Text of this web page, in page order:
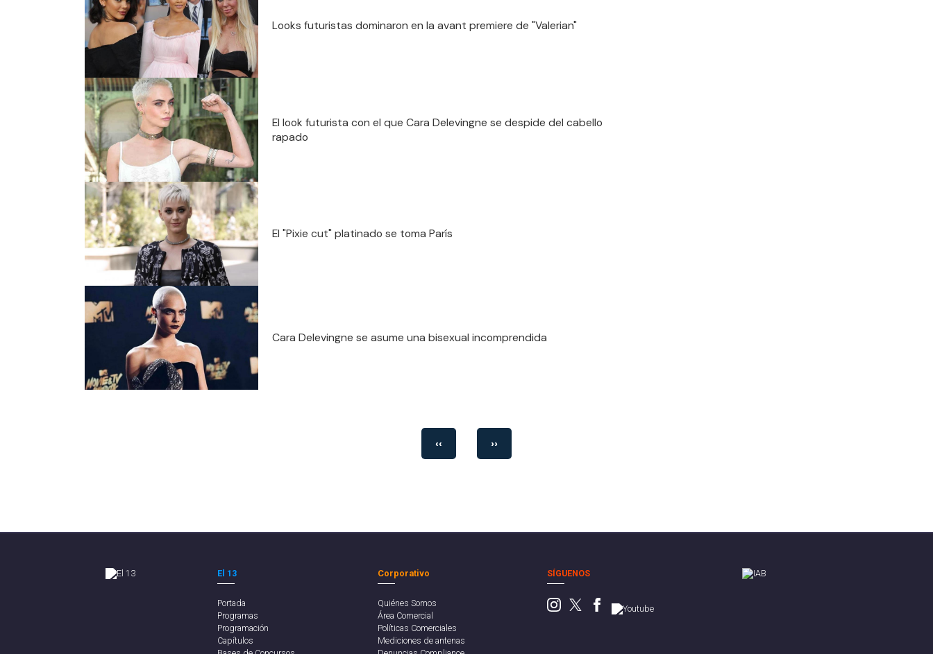
Looks futuristas dominaron en la avant premiere de "Valerian"
El look futurista con el que Cara Delevingne se despide del cabello
rapado
El "Pixie cut" platinado se toma París
Cara Delevingne se asume una bisexual incomprendida
‹‹ ››
El 13
Portada
Programas
Programación
Capítulos
Corporativo
Quiénes Somos
Área Comercial
Políticas Comerciales
Mediciones de antenas
SÍGUENOS